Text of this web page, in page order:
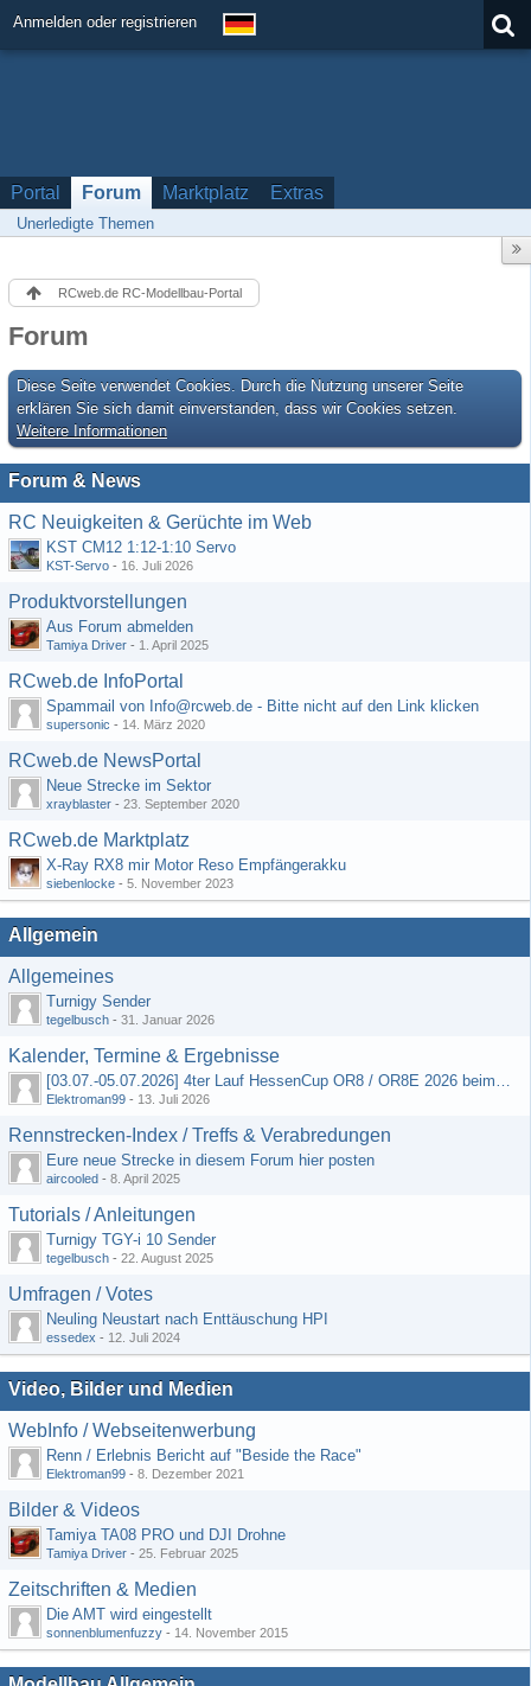
Anmelden oder registrieren
Portal Forum Marktplatz Extras
Unerledigte Themen
RCweb.de RC-Modellbau-Portal
Forum
Diese Seite verwendet Cookies. Durch die Nutzung unserer Seite
erklären Sie sich damit einverstanden, dass wir Cookies setzen.
Weitere Informationen
Forum & News
RC Neuigkeiten & Gerüchte im Web
KST CM12 1:12-1:10 Servo
KST-Servo - 16. Juli 2026
Produktvorstellungen
Aus Forum abmelden
Tamiya Driver - 1. April 2025
RCweb.de InfoPortal
Spammail von Info@rcweb.de - Bitte nicht auf den Link klicken
supersonic - 14. März 2020
RCweb.de NewsPortal
Neue Strecke im Sektor
xrayblaster - 23. September 2020
RCweb.de Marktplatz
X-Ray RX8 mir Motor Reso Empfängerakku
siebenlocke - 5. November 2023
Allgemein
Allgemeines
Turnigy Sender
tegelbusch - 31. Januar 2026
Kalender, Termine & Ergebnisse
[03.07.-05.07.2026] 4ter Lauf HessenCup OR8 / OR8E 2026 beim MSV Linsengericht e.V.
Elektroman99 - 13. Juli 2026
Rennstrecken-Index / Treffs & Verabredungen
Eure neue Strecke in diesem Forum hier posten
aircooled - 8. April 2025
Tutorials / Anleitungen
Turnigy TGY-i 10 Sender
tegelbusch - 22. August 2025
Umfragen / Votes
Neuling Neustart nach Enttäuschung HPI
essedex - 12. Juli 2024
Video, Bilder und Medien
WebInfo / Webseitenwerbung
Renn / Erlebnis Bericht auf "Beside the Race"
Elektroman99 - 8. Dezember 2021
Bilder & Videos
Tamiya TA08 PRO und DJI Drohne
Tamiya Driver - 25. Februar 2025
Zeitschriften & Medien
Die AMT wird eingestellt
sonnenblumenfuzzy - 14. November 2015